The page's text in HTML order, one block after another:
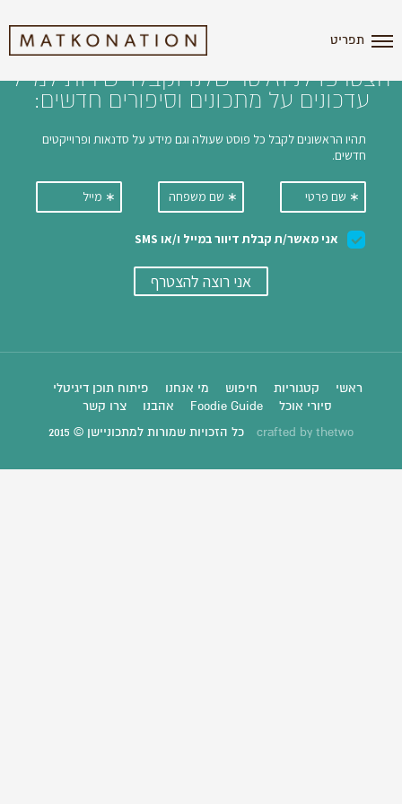
תפריט
הצטרפו לניוזלטר שלנו וקבלו ישירות למייל
עדכונים על מתכונים וסיפורים חדשים:
ראשי קטגוריות חיפוש מי אנחנו
פיתוח תוכן דיגיטלי
סיורי אוכל
Foodie Guide אהבנו צרו קשר
crafted by thetwo כל הזכויות שמורות למתכוניישן © 2015